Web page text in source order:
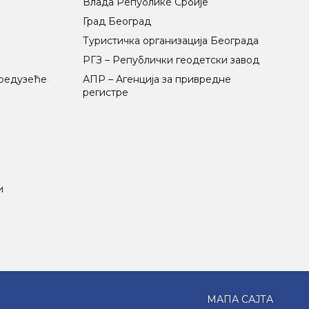
Град Београд
Туристичка организација Београда
РГЗ – Републички геодетски завод
АПР – Агенција за привредне
регистре
МАПА САЈТА